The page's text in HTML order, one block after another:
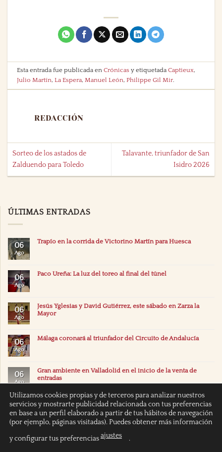
Esta entrada fue publicada enCrónicas y etiquetadaCaptieux,
Julio Martín,La Espera,Manuel León,Philippe Gil Mir.
REDACCIÓN
Sorteo de los astados de
Zalduendo para Toledo
Talavante, triunfador de San
Isidro 2026
ÚLTIMAS ENTRADAS
06
Ago
Trapío en la corrida de Victorino Martín para Huesca
06
Ago
Paco Ureña: La luz del toreo al final del túnel
06
Ago
Jesús Yglesias y David Gutiérrez, este sábado en Zarza la
Mayor
06
Ago
Málaga coronará al triunfador del Circuito de Andalucía
06
Ago
Gran ambiente en Valladolid en el inicio de la venta de
entradas
Utilizamos cookies propias y de terceros para analizar nuestros
servicios y mostrarte publicidad relacionada con tus preferencias
en base a un perfil elaborado a partir de tus hábitos de navegación
(por ejemplo, páginas visitadas). Puedes obtener más información
y configurar tus preferenciasajustes .